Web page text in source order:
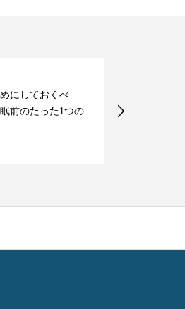
にしておくべ
前のたった1つの